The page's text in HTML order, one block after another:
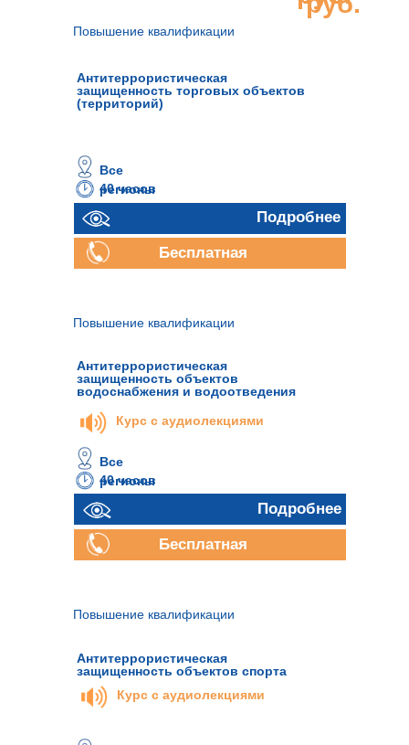
Повышение квалификации
Антитеррористическая
защищенность объектов спорта
40 часов
Все
регионы
Бесплатная
Повышение квалификации
Антитеррористическая
защищенность объектов
водоснабжения и водоотведения
40 часов
Все
регионы
Подробнее
Подробнее
Бесплатная
Антитеррористическая
защищенность торговых объектов
(территорий)
Повышение квалификации
Курс с аудиолекциями
Курс с аудиолекциями